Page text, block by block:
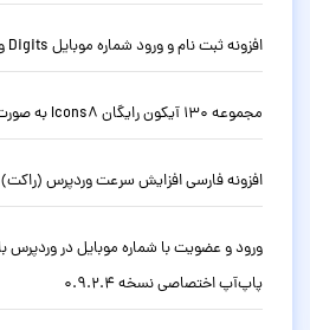
افزونه ثبت نام و ورود شماره موبایل Digits وردپرس نسخه 9.2
مجموعه 130 آیکون رایگان Icons8 به صورت SVG
افزونه فارسی افزایش سرعت وردپرس (راکت) WP Rocket نسخه 3.23.1
پاپ‌آپ اختصاصی نسخه 0.9.2.4